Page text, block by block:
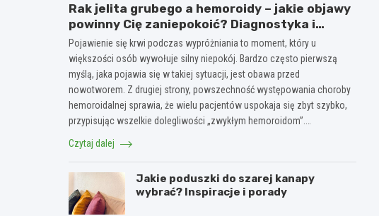
Rak jelita grubego a hemoroidy – jakie objawy
powinny Cię zaniepokoić? Diagnostyka i
różnice
Pojawienie się krwi podczas wypróżniania to moment, który u
większości osób wywołuje silny niepokój. Bardzo często pierwszą
myślą, jaka pojawia się w takiej sytuacji, jest obawa przed
nowotworem. Z drugiej strony, powszechność występowania choroby
hemoroidalnej sprawia, że wielu pacjentów uspokaja się zbyt szybko,
przypisując wszelkie dolegliwości „zwykłym hemoroidom”.…
Czytaj dalej
Jakie poduszki do szarej kanapy
wybrać? Inspiracje i porady